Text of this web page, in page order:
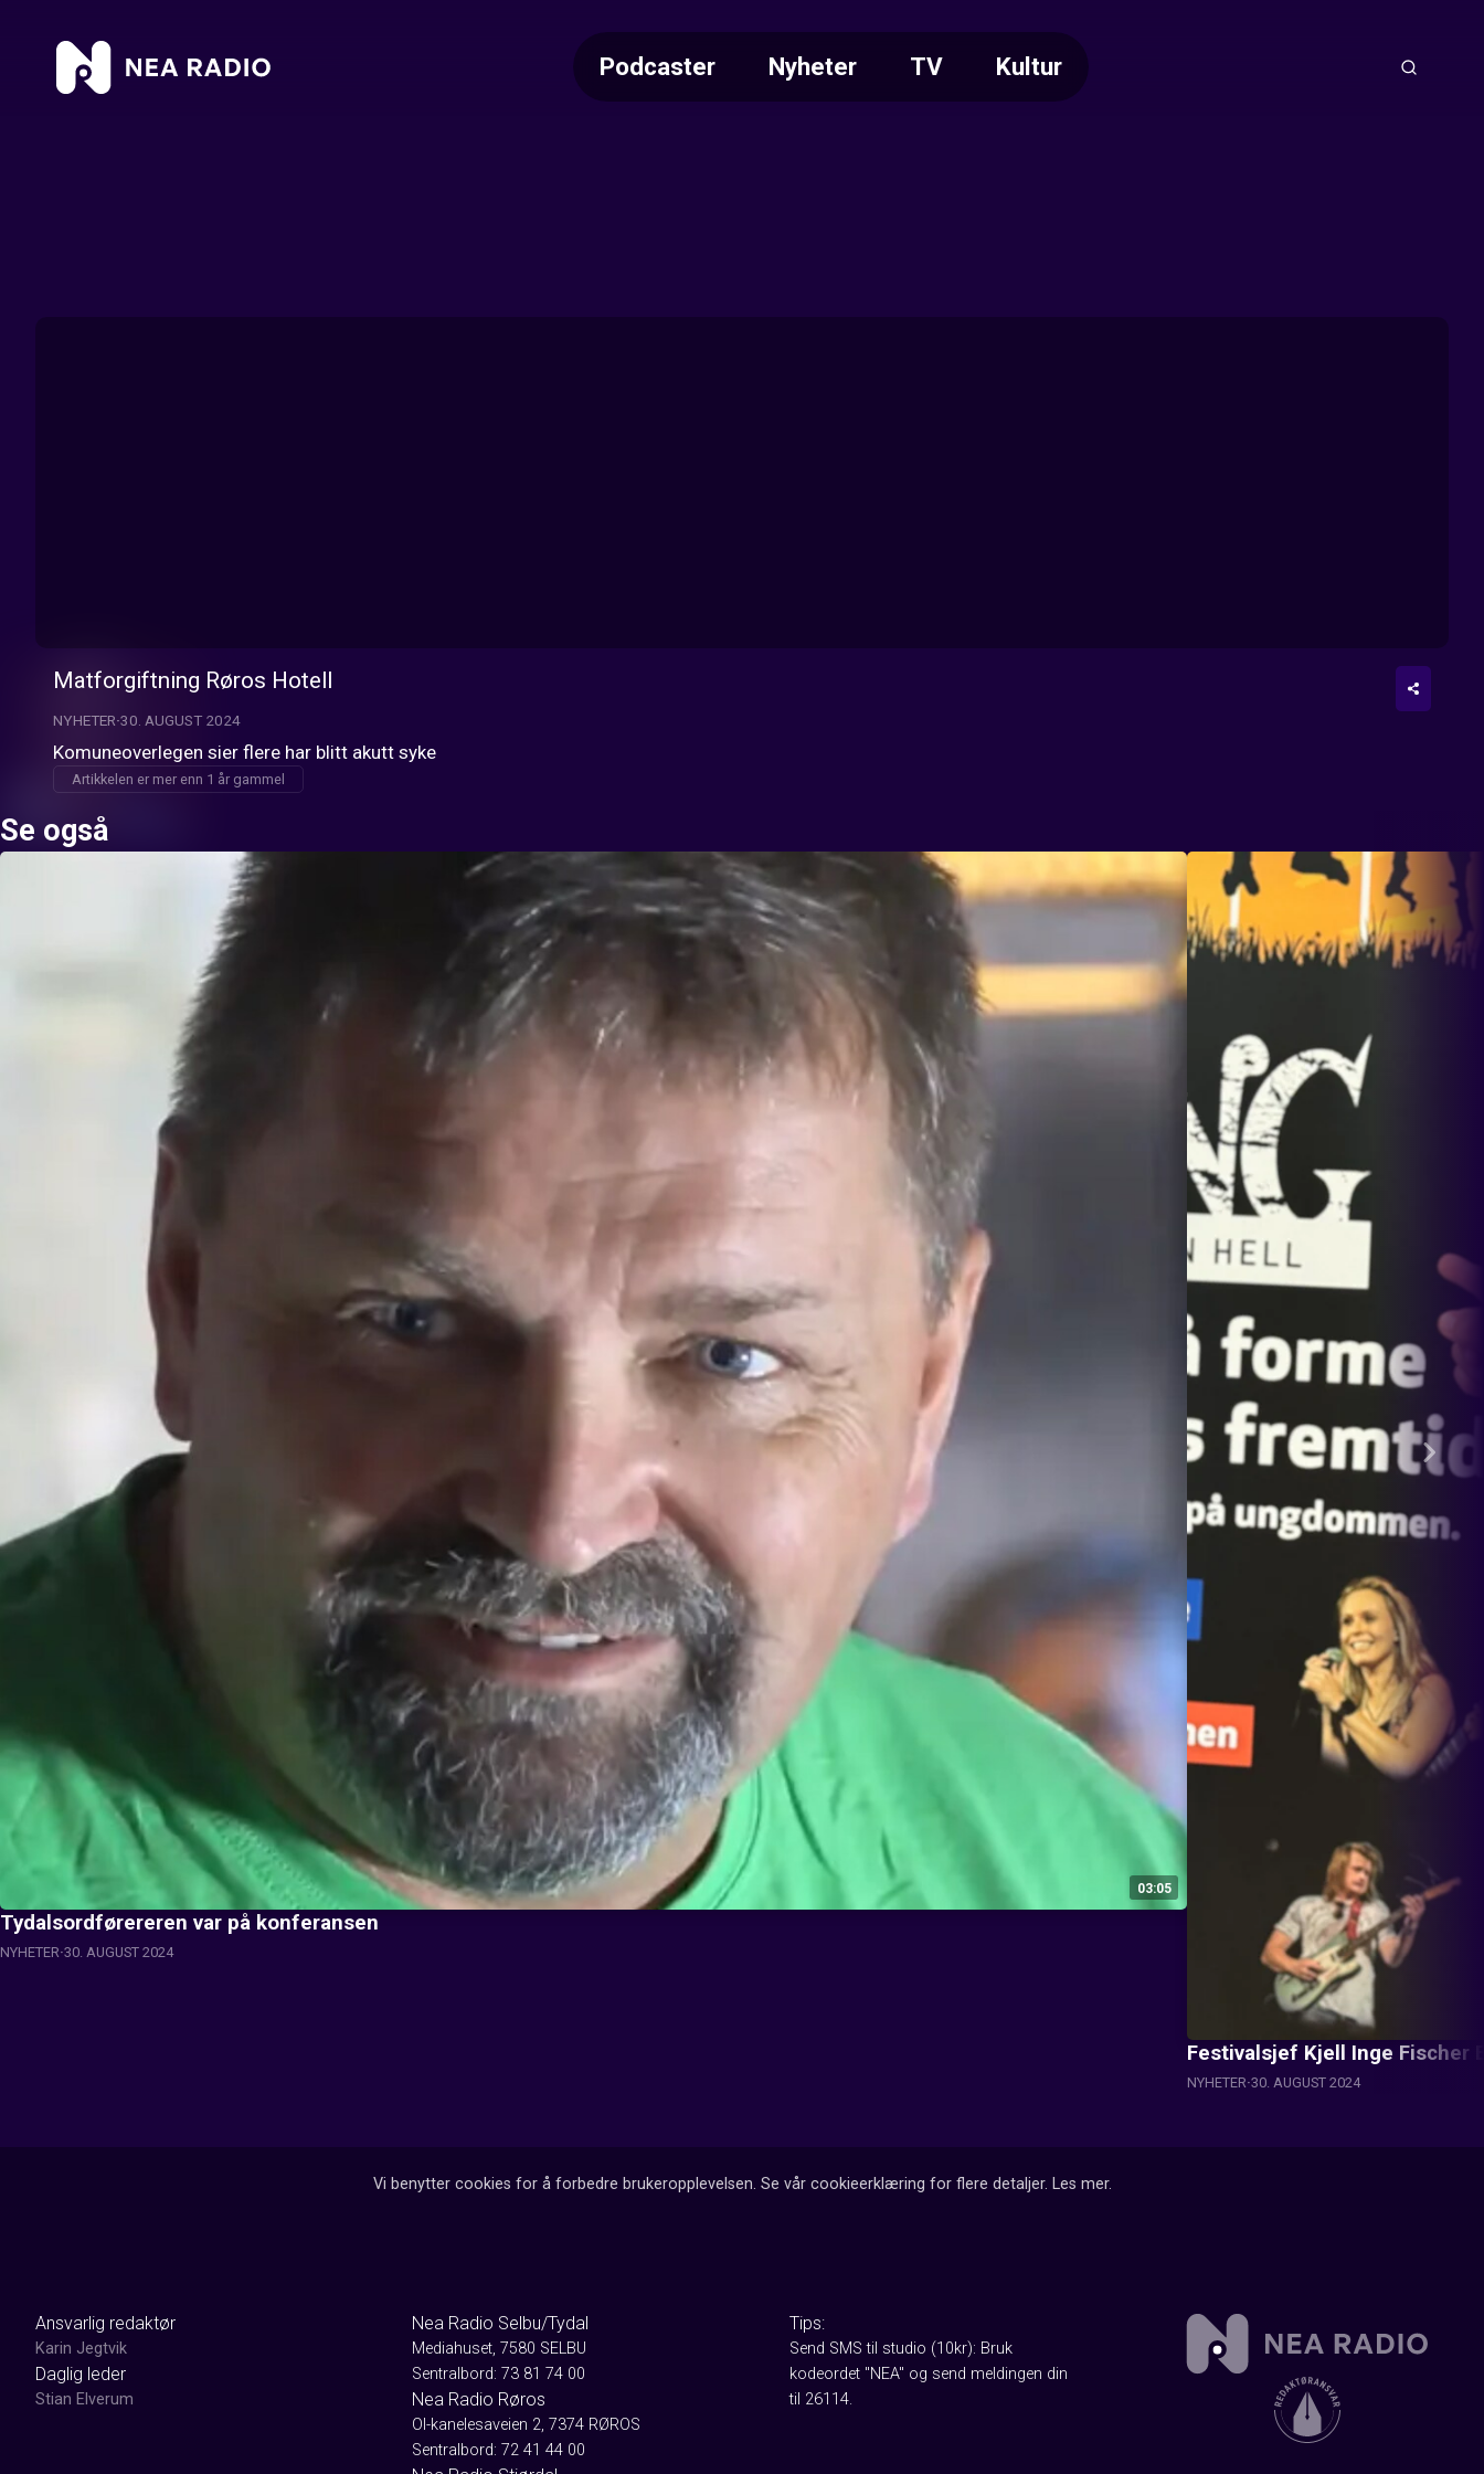
Podcaster Nyheter TV Kultur
Matforgiftning Røros Hotell
NYHETER 30. AUGUST 2024
Komuneoverlegen sier flere har blitt akutt syke
Artikkelen er mer enn 1 år gammel
Se også
03:05
Tydalsordførereren var på konferansen
NYHETER 30. AUGUST 2024
Festivalsjef Kjell Inge Fischer
NYHETER 30. AUGUST 2024
Vi benytter cookies for å forbedre brukeropplevelsen. Se vår cookieerklæring for flere detaljer. Les mer.
Ansvarlig redaktør
Karin Jegtvik
Daglig leder
Stian Elverum
Nea Radio Selbu/Tydal
Mediahuset, 7580 SELBU
Sentralbord: 73 81 74 00
Nea Radio Røros
Ol-kanelesaveien 2, 7374 RØROS
Sentralbord: 72 41 44 00
Tips:
Send SMS til studio (10kr): Bruk
kodeordet "NEA" og send meldingen din
til 26114.